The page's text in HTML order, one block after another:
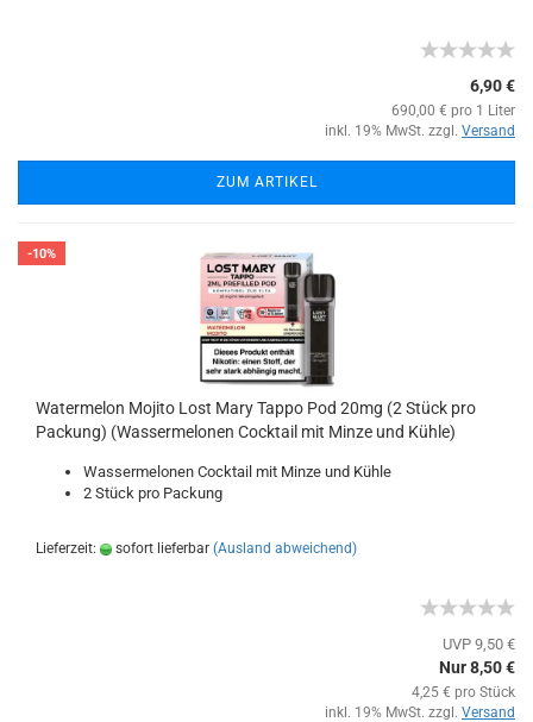
6,90 €
690,00 € pro 1 Liter
inkl. 19% MwSt. zzgl. Versand
ZUM ARTIKEL
-10%
Watermelon Mojito Lost Mary Tappo Pod 20mg (2 Stück pro
Packung) (Wassermelonen Cocktail mit Minze und Kühle)
Wassermelonen Cocktail mit Minze und Kühle
2 Stück pro Packung
Lieferzeit: sofort lieferbar (Ausland abweichend)
UVP 9,50 €
Nur 8,50 €
4,25 € pro Stück
inkl. 19% MwSt. zzgl. Versand